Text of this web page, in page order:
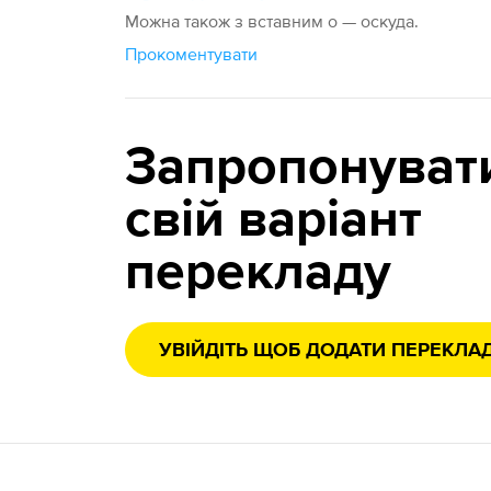
Можна також з вставним о — оскуда.
Прокоментувати
свій варіант
перекладу
УВІЙДІТЬ ЩОБ ДОДАТИ